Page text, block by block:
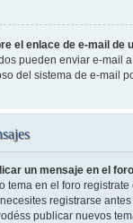
el enlace de e-mail de
pueden enviar e-mail
del sistema de e-mail
un mensaje en el
tema en el foro
registrarse
publicar nuevos